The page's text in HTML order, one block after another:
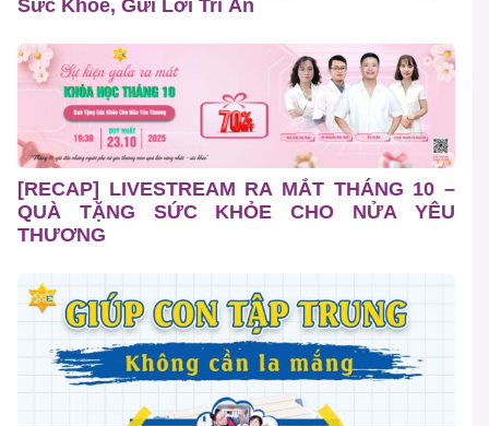
Sức Khỏe, Gửi Lời Tri Ân
[RECAP] LIVESTREAM RA MẮT THÁNG 10 –
QUÀ TẶNG SỨC KHỎE CHO NỬA YÊU
THƯƠNG